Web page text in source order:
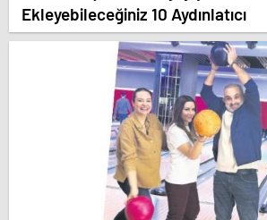
Ekleyebileceğiniz 10 Aydınlatıcı